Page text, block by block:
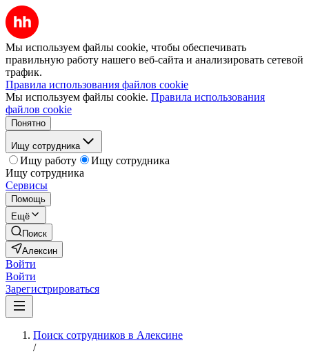
Мы используем файлы cookie, чтобы обеспечивать
правильную работу нашего веб-сайта и анализировать сетевой
трафик.
Правила использования файлов cookie
Мы используем файлы cookie. Правила использования
файлов cookie
Понятно
Ищу сотрудника
Ищу работу
Ищу сотрудника
Ищу сотрудника
Сервисы
Помощь
Ещё
Поиск
Алексин
Войти
Войти
Зарегистрироваться
Поиск сотрудников в Алексине
/